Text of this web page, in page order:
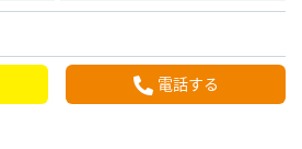
電話する